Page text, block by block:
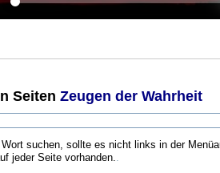
Seiten Zeugen der Wahrheit
suchen, sollte es nicht links in der
jeder Seite vorhanden.